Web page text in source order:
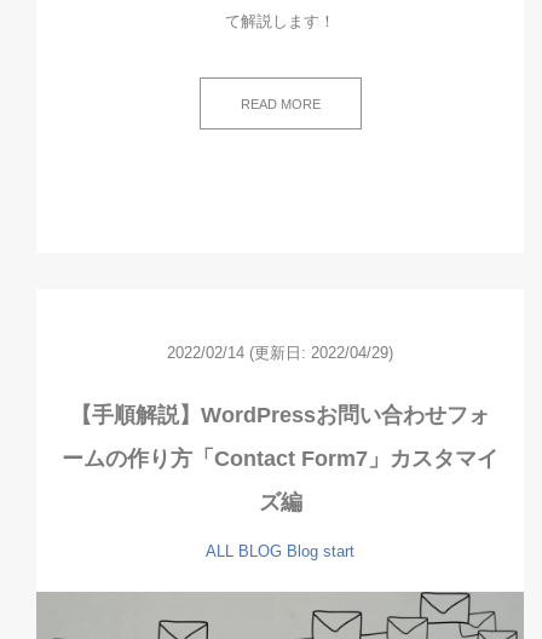
て解説します！
READ MORE
2022/02/14 (更新日: 2022/04/29)
【手順解説】WordPressお問い合わせフォ
ームの作り方「Contact Form7」カスタマイ
ズ編
ALL BLOG Blog start